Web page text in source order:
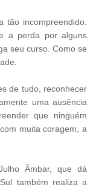
tão incompreendido.
a perda por alguns
seu curso. Como se
de tudo, reconhecer
uma ausência
que ninguém
muita coragem, a
Âmbar, que dá
também realiza a